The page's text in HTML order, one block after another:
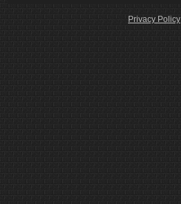
Privacy Policy